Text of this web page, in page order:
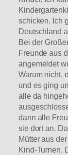
schicken. Ich
Deutschland
Bei der
Freunde aus
angemeldet
Warum nicht,
und es ging
alle da
dann alle
sie dort an.
Mütter aus
Kind-Turnen.